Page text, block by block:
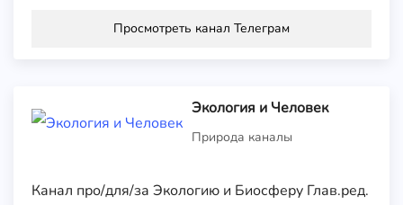
Просмотреть канал Телеграм
Экология и Человек
Природа каналы
Канал про/для/за Экологию и Биосферу Глав.ред.